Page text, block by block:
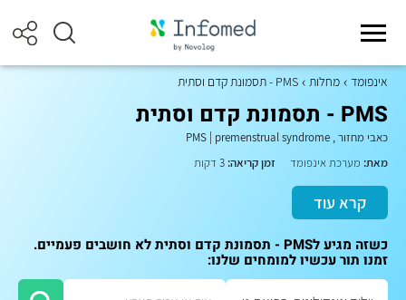
אינפומד מחלות PMS - תסמונת קדם וסתית
PMS - תסמונת קדם וסתית
כאבי מחזור,
PMS premenstrual syndrome
מאת: מערכת אינפומד זמן קריאה:
קרא עוד
כשזה מגיע לPMS - תסמונת קדם וסתית לא חושבים פעמיים.
זמנו תור עכשיו למומחים שלנו: